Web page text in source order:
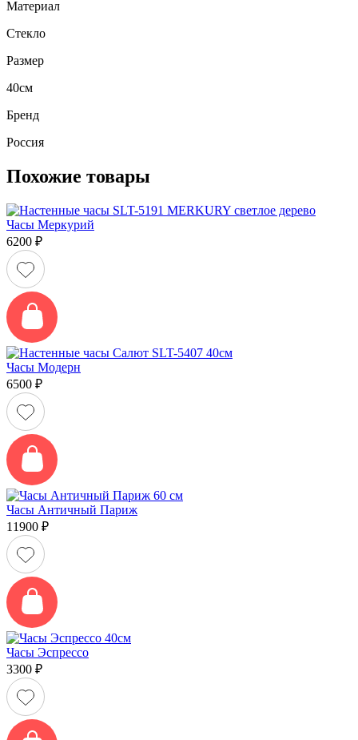
Материал
Стекло
Размер
40см
Бренд
Россия
Похожие товары
Часы Меркурий
6200 ₽
Часы Модерн
6500 ₽
Часы Античный Париж
11900 ₽
Часы Эспрессо
3300 ₽